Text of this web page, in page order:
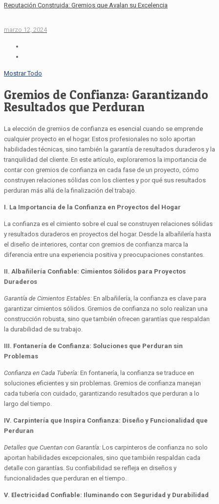
Reputación Construida: Gremios que Avalan su Excelencia
marzo 12, 2024
Mostrar Todo
Gremios de Confianza: Garantizando
Resultados que Perduran
La elección de gremios de confianza es esencial cuando se emprende
cualquier proyecto en el hogar. Estos profesionales no solo aportan
habilidades técnicas, sino también la garantía de resultados duraderos y la
tranquilidad del cliente. En este artículo, exploraremos la importancia de
contar con gremios de confianza en cada fase de un proyecto, cómo
construyen relaciones sólidas con los clientes y por qué sus resultados
perduran más allá de la finalización del trabajo.
I. La Importancia de la Confianza en Proyectos del Hogar
La confianza es el cimiento sobre el cual se construyen relaciones sólidas
y resultados duraderos en proyectos del hogar. Desde la albañilería hasta
el diseño de interiores, contar con gremios de confianza marca la
diferencia entre una experiencia positiva y preocupaciones constantes.
II. Albañilería Confiable: Cimientos Sólidos para Proyectos
Duraderos
Garantía de Cimientos Estables: En albañilería, la confianza es clave para
garantizar cimientos sólidos. Gremios de confianza no solo realizan una
construcción robusta, sino que también ofrecen garantías que respaldan
la durabilidad de su trabajo.
III. Fontanería de Confianza: Soluciones que Perduran sin
Problemas
Confianza en Cada Tubería: En fontanería, la confianza se traduce en
soluciones eficientes y sin problemas. Gremios de confianza manejan
cada tubería con cuidado, garantizando resultados que perduran a lo
largo del tiempo.
IV. Carpintería que Inspira Confianza: Diseño y Funcionalidad que
Perduran
Detalles que Cuentan con Garantía: Los carpinteros de confianza no solo
aportan habilidades excepcionales, sino que también respaldan cada
detalle con garantías. Su confiabilidad se refleja en diseños y
funcionalidades que perduran en el tiempo.
V. Electricidad Confiable: Iluminando con Seguridad y Durabilidad